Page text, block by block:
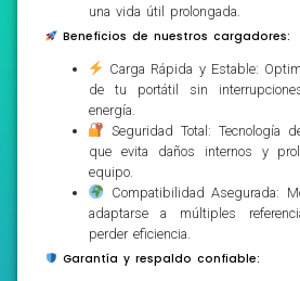
una vida útil prolongada.
Beneficios de nuestros cargadores:
Carga Rápida y Estable:
de tu portátil sin
energía.
Seguridad Total: Tecnología
que evita daños internos y
equipo.
Compatibilidad Asegurada:
adaptarse a múltiples
perder eficiencia.
Garantía y respaldo confiable: